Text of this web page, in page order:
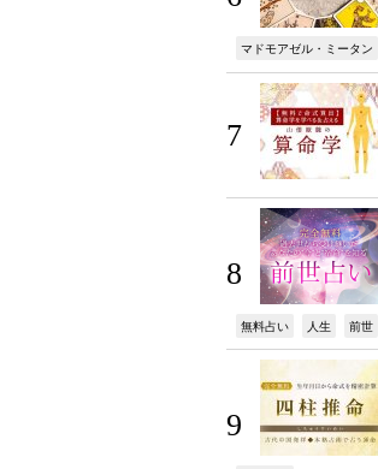
マドモアゼル・ミータン
無料占い 人生 前世